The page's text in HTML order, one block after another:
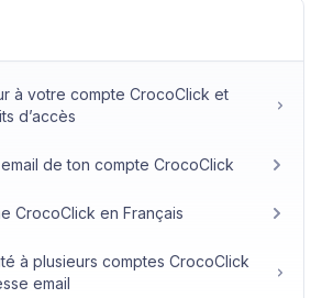
à votre compte CrocoClick et
d’accès
de ton compte CrocoClick
CrocoClick en Français
à plusieurs comptes CrocoClick
email